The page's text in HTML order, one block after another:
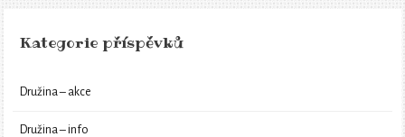
Kategorie příspěvků
Družina – akce
Družina – info